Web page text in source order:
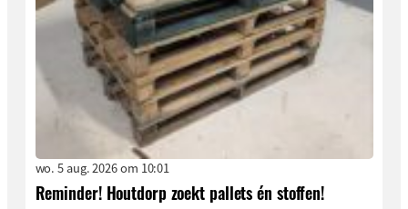
wo. 5 aug. 2026 om 10:01
Reminder! Houtdorp zoekt pallets én stoffen!